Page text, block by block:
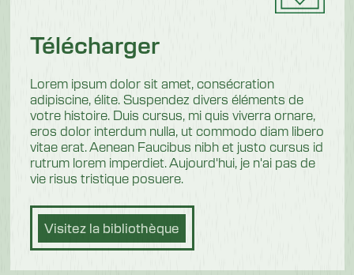
Télécharger
Lorem ipsum dolor sit amet, consécration
adipiscine, élite. Suspendez divers éléments de
votre histoire. Duis cursus, mi quis viverra ornare,
eros dolor interdum nulla, ut commodo diam libero
vitae erat. Aenean Faucibus nibh et justo cursus id
rutrum lorem imperdiet. Aujourd'hui, je n'ai pas de
vie risus tristique posuere.
Visitez la bibliothèque